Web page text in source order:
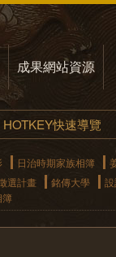
成果網站資源
HOTKEY快速導覽
日治時期家族相簿
選計畫 銘傳大學
簿